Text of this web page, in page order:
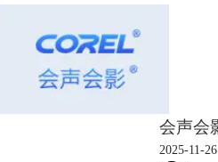
2025-11-26